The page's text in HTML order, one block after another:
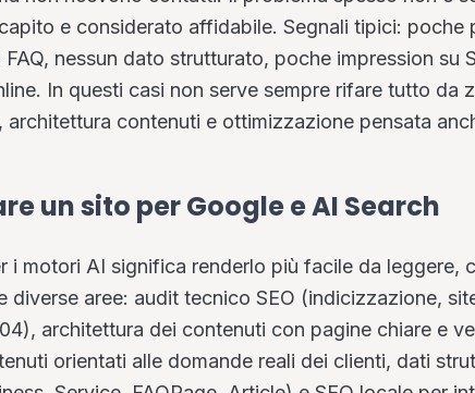
e considerato affidabile. Segnali tipici: poche
nessun dato strutturato, poche impression su
In questi casi non serve sempre rifare tutto da
contenuti e ottimizzazione pensata
un sito per Google e AI Search
i motori AI significa renderlo più facile da leggere,
diverse aree: audit tecnico SEO (indicizzazione,
architettura dei contenuti con pagine chiare e
orientati alle domande reali dei clienti, dati